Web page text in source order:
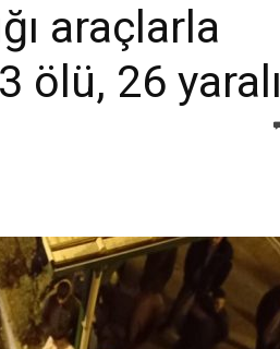
araçlarla
ölü, 26 yaralı